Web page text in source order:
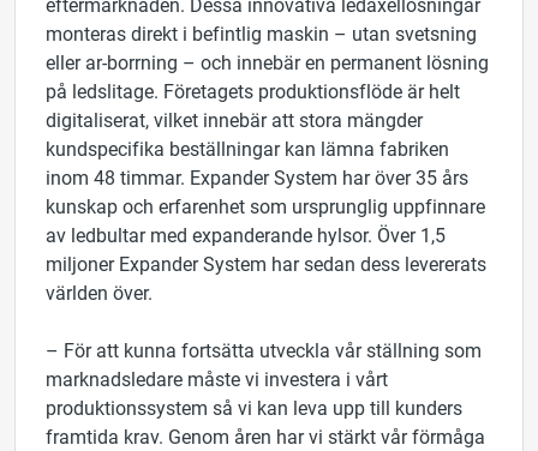
monteras direkt i befintlig maskin – utan svetsning
eller ar-borrning – och innebär en permanent lösning
på ledslitage. Företagets produktionsflöde är helt
digitaliserat, vilket innebär att stora mängder
kundspecifika beställningar kan lämna fabriken
inom 48 timmar. Expander System har över 35 års
kunskap och erfarenhet som ursprunglig uppfinnare
av ledbultar med expanderande hylsor. Över 1,5
miljoner Expander System har sedan dess levererats
världen över.
– För att kunna fortsätta utveckla vår ställning som
marknadsledare måste vi investera i vårt
produktionssystem så vi kan leva upp till kunders
framtida krav. Genom åren har vi stärkt vår förmåga